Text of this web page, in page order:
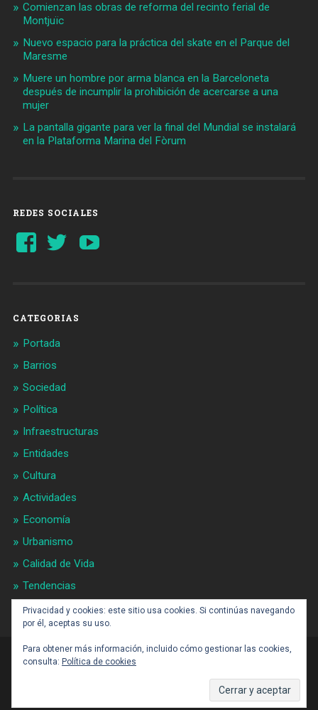
Comienzan las obras de reforma del recinto ferial de
Montjuïc
Nuevo espacio para la práctica del skate en el Parque del
Maresme
Muere un hombre por arma blanca en la Barceloneta
después de incumplir la prohibición de acercarse a una
mujer
La pantalla gigante para ver la final del Mundial se instalará
en la Plataforma Marina del Fòrum
REDES SOCIALES
Ver
perfil
Ver
perfil
CATEGORIAS
Portada
Barrios
Sociedad
Política
Infraestructuras
Entidades
Cultura
Actividades
Economía
Urbanismo
Calidad de Vida
Tendencias
Gran BCN
CONTACTO: BARCELONAALDIA21 (ARROBA)
Privacidad y cookies: este sitio usa cookies. Si continúas navegando
por él, aceptas su uso.
Para obtener más información, incluido cómo gestionar las cookies,
consulta: Política de cookies